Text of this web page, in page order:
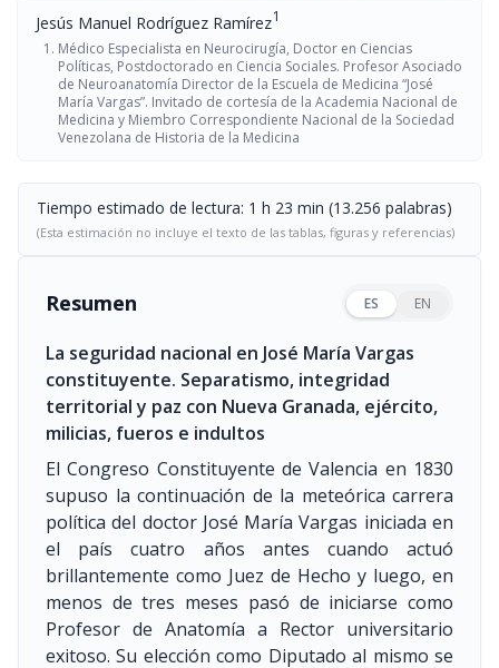
Jesús Manuel Rodríguez Ramírez1
Médico Especialista en Neurocirugía, Doctor en Ciencias
Políticas, Postdoctorado en Ciencia Sociales. Profesor Asociado
de Neuroanatomía Director de la Escuela de Medicina “José
María Vargas”. Invitado de cortesía de la Academia Nacional de
Medicina y Miembro Correspondiente Nacional de la Sociedad
Venezolana de Historia de la Medicina
Tiempo estimado de lectura: 1 h 23 min (13.256 palabras)
(Esta estimación no incluye el texto de las tablas, figuras y referencias)
Resumen ES EN
La seguridad nacional en José María Vargas
constituyente. Separatismo, integridad
territorial y paz con Nueva Granada, ejército,
milicias, fueros e indultos
El Congreso Constituyente de Valencia en 1830
supuso la continuación de la meteórica carrera
política del doctor José María Vargas iniciada en
el país cuatro años antes cuando actuó
brillantemente como Juez de Hecho y luego, en
menos de tres meses pasó de iniciarse como
Profesor de Anatomía a Rector universitario
exitoso. Su elección como Diputado al mismo se